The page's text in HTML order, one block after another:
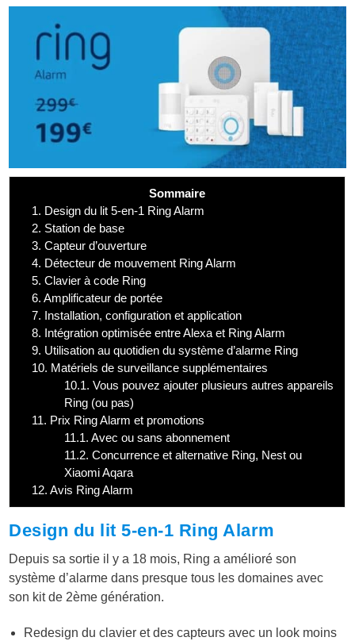
Sommaire
1. Design du lit 5-en-1 Ring Alarm
2. Station de base
3. Capteur d’ouverture
4. Détecteur de mouvement Ring Alarm
5. Clavier à code Ring
6. Amplificateur de portée
7. Installation, configuration et application
8. Intégration optimisée entre Alexa et Ring Alarm
9. Utilisation au quotidien du système d’alarme Ring
10. Matériels de surveillance supplémentaires
10.1. Vous pouvez ajouter plusieurs autres appareils
Ring (ou pas)
11. Prix Ring Alarm et promotions
11.1. Avec ou sans abonnement
11.2. Concurrence et alternative Ring, Nest ou
Xiaomi Aqara
12. Avis Ring Alarm
Design du lit 5-en-1 Ring Alarm
Depuis sa sortie il y a 18 mois, Ring a amélioré son
système d’alarme dans presque tous les domaines avec
son kit de 2ème génération.
Redesign du clavier et des capteurs avec un look moins